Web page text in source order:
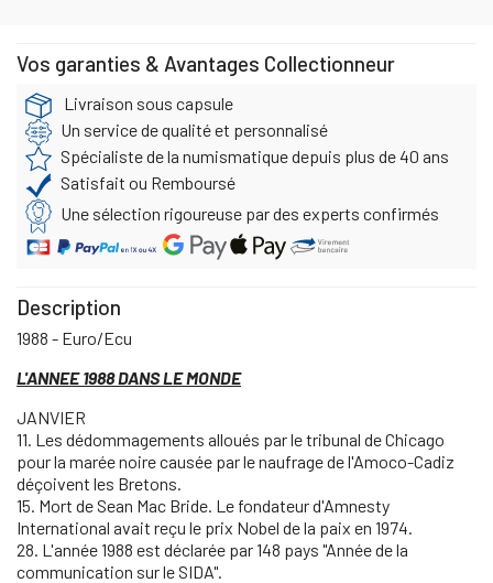
Vos garanties & Avantages Collectionneur
Livraison sous capsule
Un service de qualité et personnalisé
Spécialiste de la numismatique depuis plus de 40 ans
Satisfait ou Remboursé
Une sélection rigoureuse par des experts confirmés
Description
1988 - Euro/Ecu
L'ANNEE 1988 DANS LE MONDE
JANVIER
11. Les dédommagements alloués par le tribunal de Chicago
pour la marée noire causée par le naufrage de l'Amoco-Cadiz
déçoivent les Bretons.
15. Mort de Sean Mac Bride. Le fondateur d'Amnesty
International avait reçu le prix Nobel de la paix en 1974.
28. L'année 1988 est déclarée par 148 pays "Année de la
communication sur le SIDA".